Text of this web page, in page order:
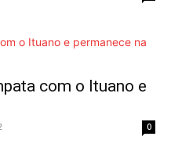
com o Ituano e
0